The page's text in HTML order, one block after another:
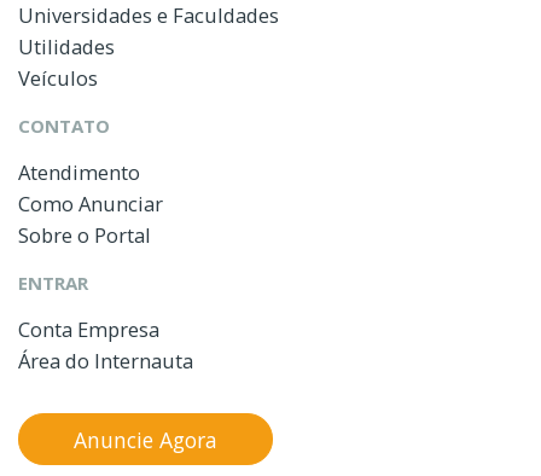
Universidades e Faculdades
Utilidades
Veículos
CONTATO
Atendimento
Como Anunciar
Sobre o Portal
ENTRAR
Conta Empresa
Área do Internauta
Anuncie Agora